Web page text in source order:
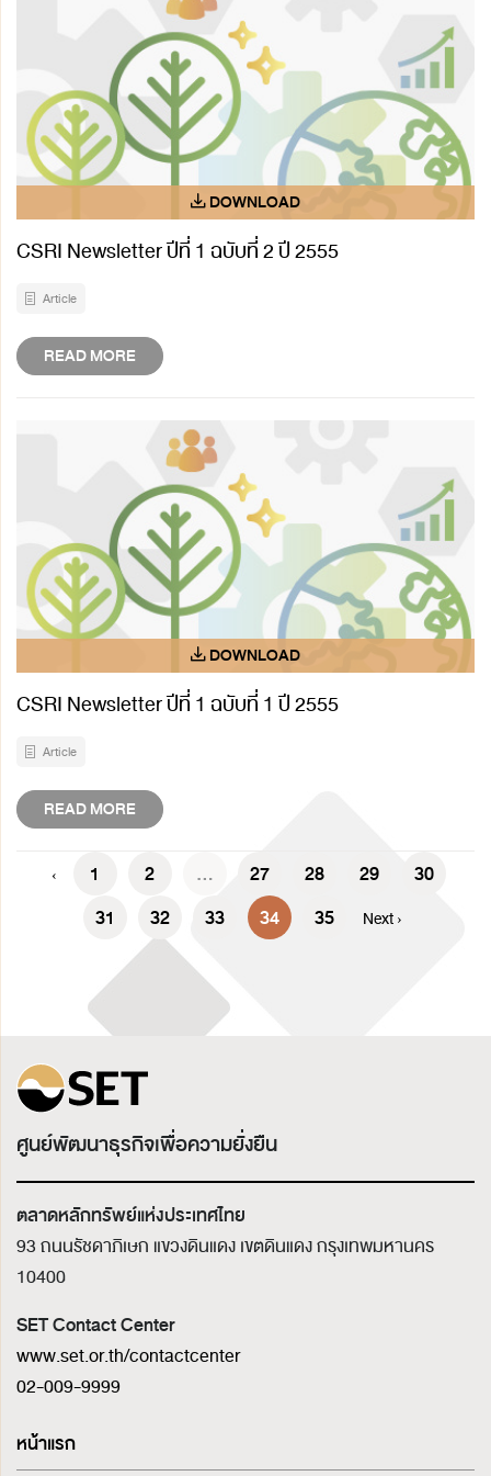
CSRI Newsletter ปีที่ 1 ฉบับที่ 2 ปี 2555
Article
READ MORE
CSRI Newsletter ปีที่ 1 ฉบับที่ 1 ปี 2555
Article
READ MORE
‹ 1 2 ... 27 28 29
30
31
32 33 34 35 Next ›
ศูนย์พัฒนาธุรกิจเพื่อความยั่งยืน
ตลาดหลักทรัพย์แห่งประเทศไทย
93 ถนนรัชดาภิเษก แขวงดินแดง เขตดินแดงกรุงเทพมหานคร
10400
SET Contact Center
www.set.or.th/contactcenter
02-009-9999
หน้าแรก